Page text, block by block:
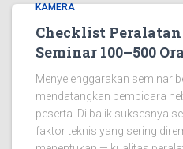
KAMERA
Checklist
Seminar 100–500
Menyelenggarakan seminar
mendatangkan pembicara
peserta. Di balik suksesnya
faktor teknis yang sering